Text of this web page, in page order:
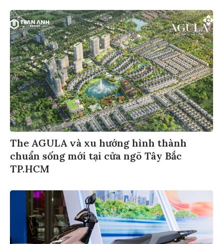
The AGULA và xu hướng hình thành
chuẩn sống mới tại cửa ngõ Tây Bắc
TP.HCM